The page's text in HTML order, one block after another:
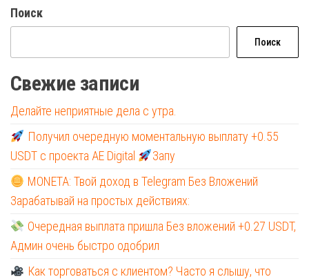
Поиск
Поиск
Свежие записи
Делайте неприятные дела с утра.
Получил очередную моментальную выплату +0.55
USDT с проекта AE Digital
Запу
MONETA: Твой доход в Telegram Без Вложений
Зарабатывай на простых действиях:
Очередная выплата пришла Без вложений +0.27 USDT,
Админ очень быстро одобрил
Как торговаться с клиентом? Часто я слышу, что